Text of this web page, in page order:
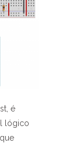
é
lógico